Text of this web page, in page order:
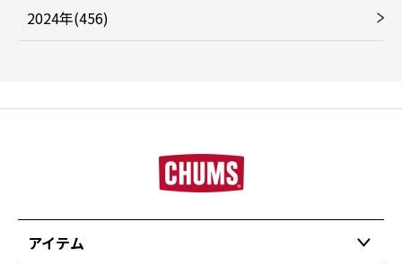
2024年(456)
アイテム